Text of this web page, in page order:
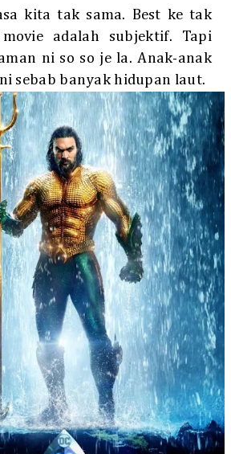
kita tak sama. Best ke tak
adalah subjektif. Tapi
ni so so je la. Anak-anak
sebab banyak hidupan laut.